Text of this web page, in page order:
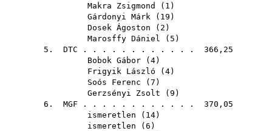
Makra Zsigmond
( 1 )
Gárdonyi Márk ( 19 )
Dosek Ágoston ( 2 )
Marosffy Dániel ( 5 )
5. DTC . . . . . . . . . . . . 366,25
Bobok Gábor ( 4)
Frigyik László ( 4)
Soós Ferenc ( 7 )
Gerzsényi Zsolt ( 9 )
6. MGF . . . . . . . . . . . . 370,05
ismeretlen ( 14)
ismeretlen ( 6 )